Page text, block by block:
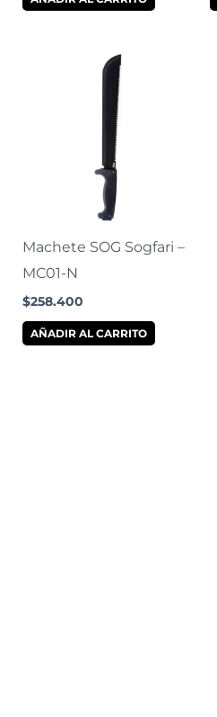
Machete SOG Sogfari –
MC01-N
$258.400
AÑADIR AL CARRITO